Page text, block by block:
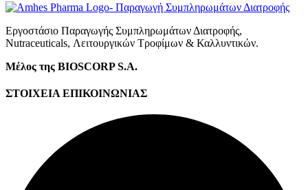
Εργοστάσιο Παραγωγής Συμπληρωμάτων Διατροφής,
Νutraceuticals, Λειτουργικών Τροφίμων & Καλλυντικών.
Μέλος της BIOSCORP S.A.
ΣΤΟΙΧΕΙΑ ΕΠΙΚΟΙΝΩΝΙΑΣ